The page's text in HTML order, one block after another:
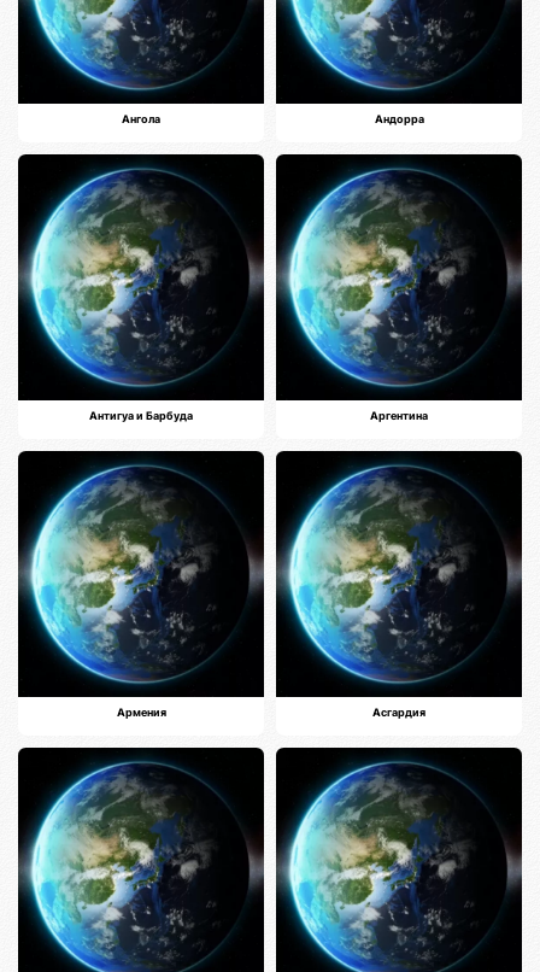
Ангола Андорра
Антигуа и Барбуда Аргентина
Армения Асгардия